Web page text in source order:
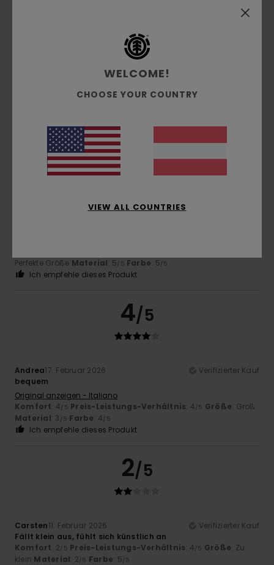
Original anzeigen - Italiano
Ich empfehle dieses Produkt
5 /5
Perfekte Größe Material: 5 /5 Farbe: 5 /5
Ich empfehle dieses Produkt
4/5
Andrea17. Februar 2026
Verifizierter Kauf
bequem
Original anzeigen - Italiano
Komfort: 4 /5 Preis-Leistungs-Verhältnis: 4 /5 Größe: Groß
Material: 3 /5 Farbe: 4 /5
Ich empfehle dieses Produkt
2/5
Carsten11. Februar 2026
Verifizierter Kauf
Fällt klein aus, fühlt sich künstlich an
Komfort: 2 /5 Preis-Leistungs-Verhältnis: 4 /5 Größe: Zu
klein Material: 2 /5 Farbe: 5 /5
WELCOME!
CHOOSE YOUR COUNTRY
VIEW ALL COUNTRIES